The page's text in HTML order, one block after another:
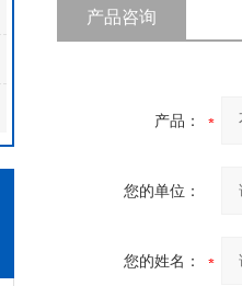
产品咨询
产品：
您的单位：
您的姓名：